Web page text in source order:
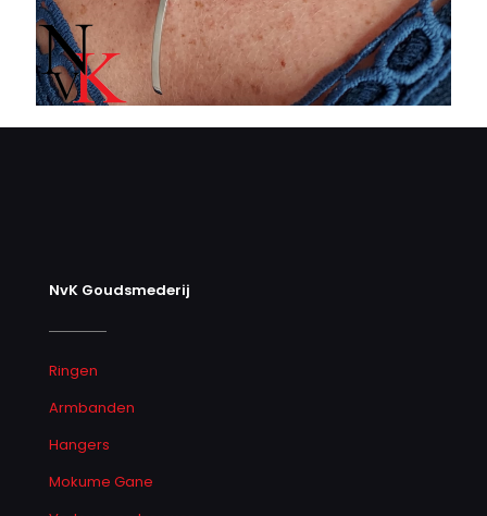
NvK Goudsmederij
Ringen
Armbanden
Hangers
Mokume Gane